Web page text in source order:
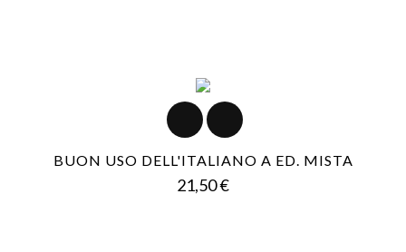
BUON USO DELL'ITALIANO A ED. MISTA
21,50 €Prezzo